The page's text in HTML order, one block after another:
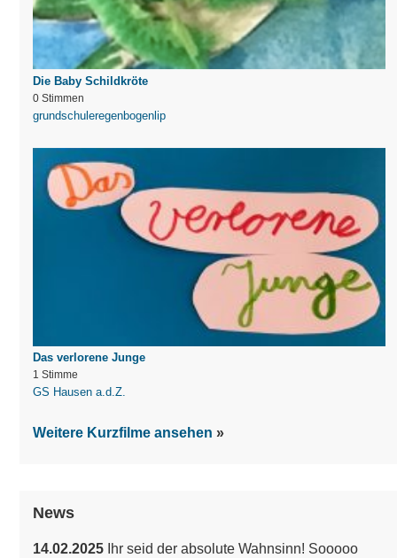
Die Baby Schildkröte
0 Stimmen
grundschuleregenbogenlip
Das verlorene Junge
1 Stimme
GS Hausen a.d.Z.
Weitere Kurzfilme ansehen
News
14.02.2025 Ihr seid der absolute Wahnsinn! Sooooo